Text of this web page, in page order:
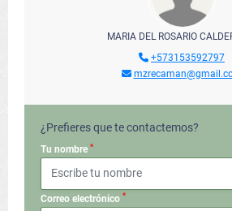
MARIA DEL ROSARIO
+573153592797
¿Prefieres que te contactemos?
Tu nombre *
Correo electrónico *